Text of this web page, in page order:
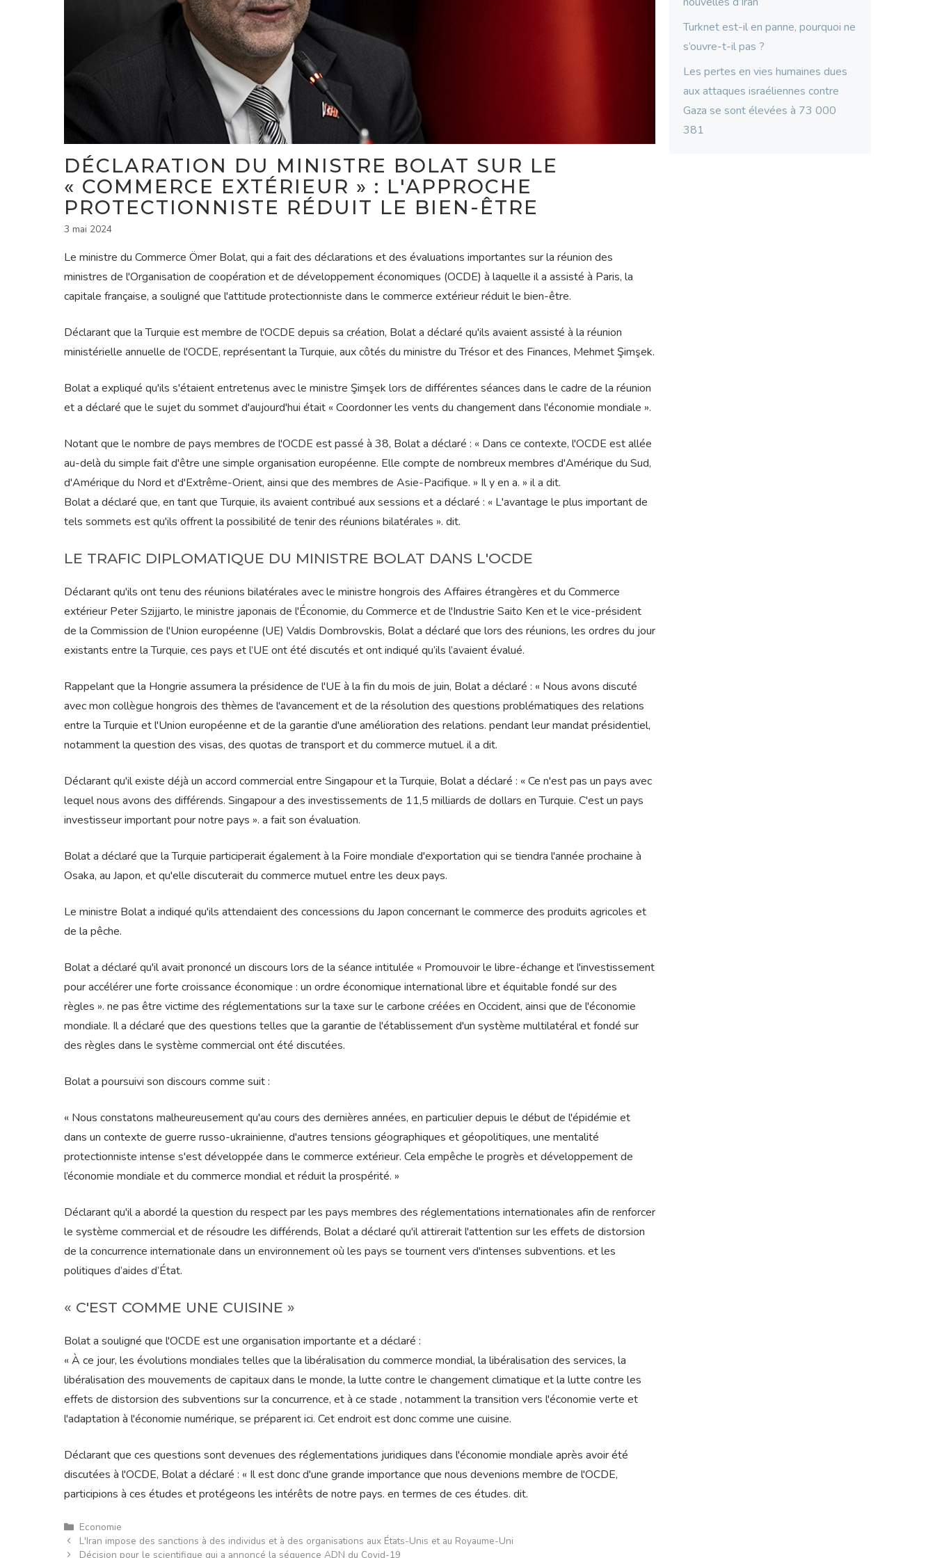
DÉCLARATION DU MINISTRE BOLAT SUR LE
« COMMERCE EXTÉRIEUR » : L'APPROCHE
PROTECTIONNISTE RÉDUIT LE BIEN-ÊTRE
3 mai 2024
Le ministre du Commerce Ömer Bolat, qui a fait des déclarations et des évaluations importantes sur la réunion des
ministres de l'Organisation de coopération et de développement économiques (OCDE) à laquelle il a assisté à Paris, la
capitale française, a souligné que l'attitude protectionniste dans le commerce extérieur réduit le bien-être.
Déclarant que la Turquie est membre de l'OCDE depuis sa création, Bolat a déclaré qu'ils avaient assisté à la réunion
ministérielle annuelle de l'OCDE, représentant la Turquie, aux côtés du ministre du Trésor et des Finances, Mehmet Şimşek.
Bolat a expliqué qu'ils s'étaient entretenus avec le ministre Şimşek lors de différentes séances dans le cadre de la réunion
et a déclaré que le sujet du sommet d'aujourd'hui était « Coordonner les vents du changement dans l'économie mondiale ».
Notant que le nombre de pays membres de l'OCDE est passé à 38, Bolat a déclaré : « Dans ce contexte, l'OCDE est allée
au-delà du simple fait d'être une simple organisation européenne. Elle compte de nombreux membres d'Amérique du Sud,
d'Amérique du Nord et d'Extrême-Orient, ainsi que des membres de Asie-Pacifique. » Il y en a. » il a dit.
Bolat a déclaré que, en tant que Turquie, ils avaient contribué aux sessions et a déclaré : « L'avantage le plus important de
tels sommets est qu'ils offrent la possibilité de tenir des réunions bilatérales ». dit.
LE TRAFIC DIPLOMATIQUE DU MINISTRE BOLAT DANS L'OCDE
Déclarant qu'ils ont tenu des réunions bilatérales avec le ministre hongrois des Affaires étrangères et du Commerce
extérieur Peter Szijjarto, le ministre japonais de l'Économie, du Commerce et de l'Industrie Saito Ken et le vice-président
de la Commission de l'Union européenne (UE) Valdis Dombrovskis, Bolat a déclaré que lors des réunions, les ordres du jour
existants entre la Turquie, ces pays et l’UE ont été discutés et ont indiqué qu’ils l’avaient évalué.
Rappelant que la Hongrie assumera la présidence de l'UE à la fin du mois de juin, Bolat a déclaré : « Nous avons discuté
avec mon collègue hongrois des thèmes de l'avancement et de la résolution des questions problématiques des relations
entre la Turquie et l'Union européenne et de la garantie d'une amélioration des relations. pendant leur mandat présidentiel,
notamment la question des visas, des quotas de transport et du commerce mutuel. il a dit.
Déclarant qu'il existe déjà un accord commercial entre Singapour et la Turquie, Bolat a déclaré : « Ce n'est pas un pays avec
lequel nous avons des différends. Singapour a des investissements de 11,5 milliards de dollars en Turquie. C'est un pays
investisseur important pour notre pays ». a fait son évaluation.
Bolat a déclaré que la Turquie participerait également à la Foire mondiale d'exportation qui se tiendra l'année prochaine à
Osaka, au Japon, et qu'elle discuterait du commerce mutuel entre les deux pays.
Le ministre Bolat a indiqué qu'ils attendaient des concessions du Japon concernant le commerce des produits agricoles et
de la pêche.
Bolat a déclaré qu'il avait prononcé un discours lors de la séance intitulée « Promouvoir le libre-échange et l'investissement
pour accélérer une forte croissance économique : un ordre économique international libre et équitable fondé sur des
règles ». ne pas être victime des réglementations sur la taxe sur le carbone créées en Occident, ainsi que de l'économie
mondiale. Il a déclaré que des questions telles que la garantie de l'établissement d'un système multilatéral et fondé sur
des règles dans le système commercial ont été discutées.
Bolat a poursuivi son discours comme suit :
« Nous constatons malheureusement qu'au cours des dernières années, en particulier depuis le début de l'épidémie et
dans un contexte de guerre russo-ukrainienne, d'autres tensions géographiques et géopolitiques, une mentalité
protectionniste intense s'est développée dans le commerce extérieur. Cela empêche le progrès et développement de
l’économie mondiale et du commerce mondial et réduit la prospérité. »
Déclarant qu'il a abordé la question du respect par les pays membres des réglementations internationales afin de renforcer
le système commercial et de résoudre les différends, Bolat a déclaré qu'il attirerait l'attention sur les effets de distorsion
de la concurrence internationale dans un environnement où les pays se tournent vers d'intenses subventions. et les
politiques d’aides d’État.
« C'EST COMME UNE CUISINE »
Bolat a souligné que l'OCDE est une organisation importante et a déclaré :
« À ce jour, les évolutions mondiales telles que la libéralisation du commerce mondial, la libéralisation des services, la
libéralisation des mouvements de capitaux dans le monde, la lutte contre le changement climatique et la lutte contre les
effets de distorsion des subventions sur la concurrence, et à ce stade , notamment la transition vers l'économie verte et
l'adaptation à l'économie numérique, se préparent ici. Cet endroit est donc comme une cuisine.
Déclarant que ces questions sont devenues des réglementations juridiques dans l'économie mondiale après avoir été
discutées à l'OCDE, Bolat a déclaré : « Il est donc d'une grande importance que nous devenions membre de l'OCDE,
participions à ces études et protégeons les intérêts de notre pays. en termes de ces études. dit.
Catégories
Economie
L'Iran impose des sanctions à des individus et à des organisations aux États-Unis et au Royaume-Uni
Décision pour le scientifique qui a annoncé la séquence ADN du Covid-19
Turknet est-il en panne, pourquoi ne
s’ouvre-t-il pas ?
Les pertes en vies humaines dues
aux attaques israéliennes contre
Gaza se sont élevées à 73 000
381